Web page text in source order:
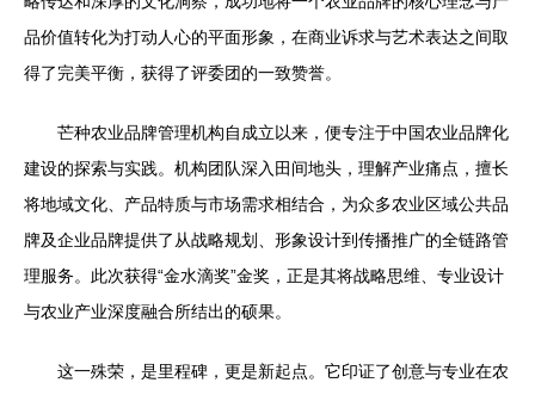
品价值转化为打动人心的平面形象，在商业诉求与艺术表达之间取
得了完美平衡，获得了评委团的一致赞誉。
芒种农业品牌管理机构自成立以来，便专注于中国农业品牌化
建设的探索与实践。机构团队深入田间地头，理解产业痛点，擅长
将地域文化、产品特质与市场需求相结合，为众多农业区域公共品
牌及企业品牌提供了从战略规划、形象设计到传播推广的全链路管
理服务。此次获得“金水滴奖”金奖，正是其将战略思维、专业设计
与农业产业深度融合所结出的硕果。
这一殊荣，是里程碑，更是新起点。它印证了创意与专业在农